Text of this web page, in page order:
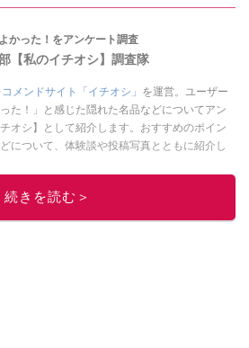
かった！をアンケート調査
【私のイチオシ】調査隊
コメンドサイト「イチオシ」 を運営。ユーザー
た！」と感じた隠れた名品などについてアン
オシ】として紹介します。おすすめのポイン
について、体験談や投稿写真とともに紹介し
このイチオシストの他の記事を読む
続きを読む＞